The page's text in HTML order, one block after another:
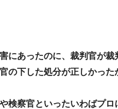
にあったのに、裁判官が
の下した処分が正しかっ
検察官といったいわばプ